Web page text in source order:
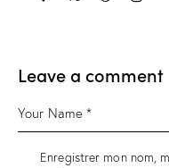
Leave a comment
Enregistrer mon nom,